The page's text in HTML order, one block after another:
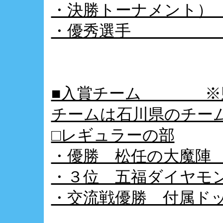
・決勝トーナメント
・優秀選
■入賞チーム ※県
チームは石川県のチー
□レギュラーの部
・優勝 松任の大魔
・３位 五福ダイヤモ
・交流戦優勝 付属ド